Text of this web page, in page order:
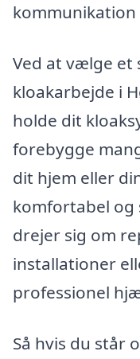
kommunikation
Ved at vælge et
kloakarbejde i
holde dit
forebygge
dit hjem eller
komfortabel og
drejer sig om
installationer
professionel
Så hvis du står